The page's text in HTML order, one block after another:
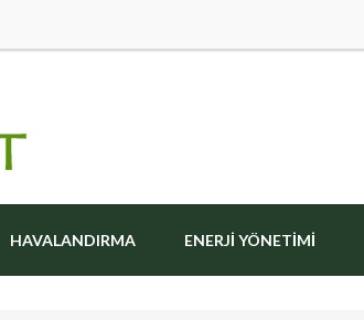
HAVALANDIRMA ENERJI YÖNETIMI